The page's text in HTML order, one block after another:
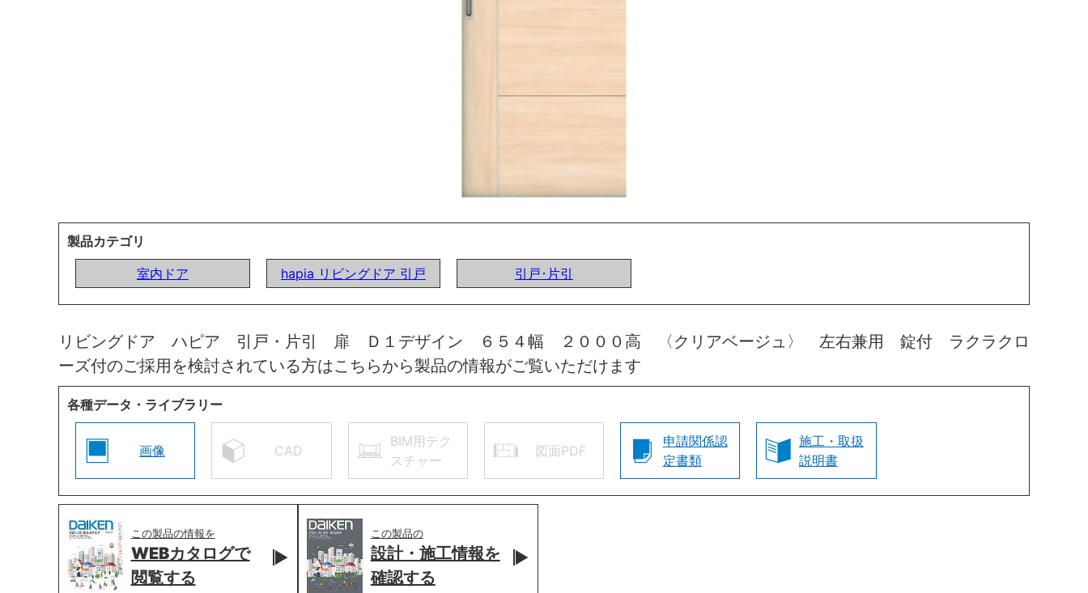
製品カテゴリ
室内ドア
hapia リビングドア 引戸 引戸･片引
リビングドア ハピア 引戸・片引 扉 Ｄ１デザイン ６５４幅 ２０００高 〈クリアベージュ〉 左右兼用 錠付 ラクラクロ
ーズ付のご採用を検討されている方はこちらから製品の情報がご覧いただけます
各種データ・ライブラリー
画像 CAD
BIM用テク
スチャー
図面PDF
申請関係認
定書類
施工・取扱
説明書
この製品の情報を
WEBカタログで
閲覧する
この製品の
設計・施工情報を
確認する